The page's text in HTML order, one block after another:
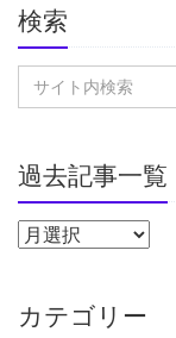
検索
過去記事一覧
カテゴリー